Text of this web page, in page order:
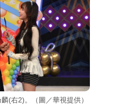
(右2)。（圖／華視提供）